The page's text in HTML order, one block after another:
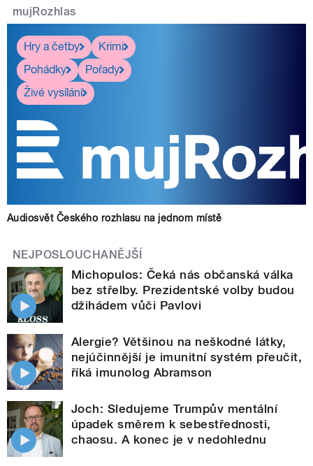
mujRozhlas
Hry a četby
Krimi
Pohádky
Pořady
Živé vysílání
Audiosvět Českého rozhlasu na jednom místě
NEJPOSLOUCHANĚJŠÍ
Michopulos: Čeká nás občanská válka
bez střelby. Prezidentské volby budou
džihádem vůči Pavlovi
Alergie? Většinou na neškodné látky,
nejúčinnější je imunitní systém přeučit,
říká imunolog Abramson
Joch: Sledujeme Trumpův mentální
úpadek směrem k sebestřednosti,
chaosu. A konec je v nedohlednu